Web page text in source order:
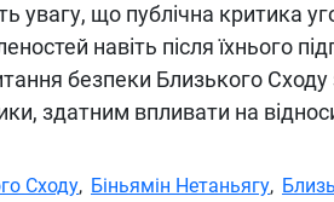
увагу, що публічна критика
навіть після їхнього
безпеки Близького
здатним впливати на
Сходу, Біньямін Нетаньягу,